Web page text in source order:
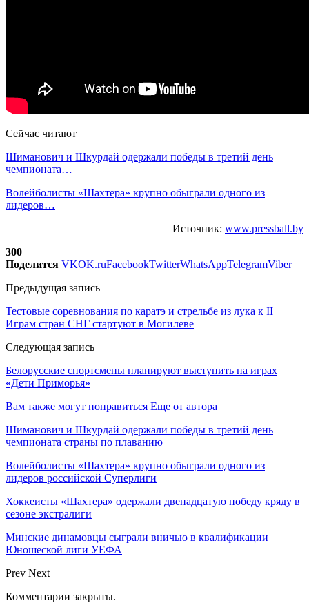
Сейчас читают
Шиманович и Шкурдай одержали победы в третий день
чемпионата…
Волейболисты «Шахтера» крупно обыграли одного из
лидеров…
Источник: www.pressball.by
300
Поделится VKOK.ruFacebookTwitterWhatsAppTelegramViber
Предыдущая запись
Тестовые соревнования по каратэ и стрельбе из лука к II
Играм стран СНГ стартуют в Могилеве
Следующая запись
Белорусские спортсмены планируют выступить на играх
«Дети Приморья»
Вам также могут понравиться Еще от автора
Шиманович и Шкурдай одержали победы в третий день
чемпионата страны по плаванию
Волейболисты «Шахтера» крупно обыграли одного из
лидеров российской Суперлиги
Хоккеисты «Шахтера» одержали двенадцатую победу кряду в
сезоне экстралиги
Минские динамовцы сыграли вничью в квалификации
Юношеской лиги УЕФА
Prev Next
Комментарии закрыты.